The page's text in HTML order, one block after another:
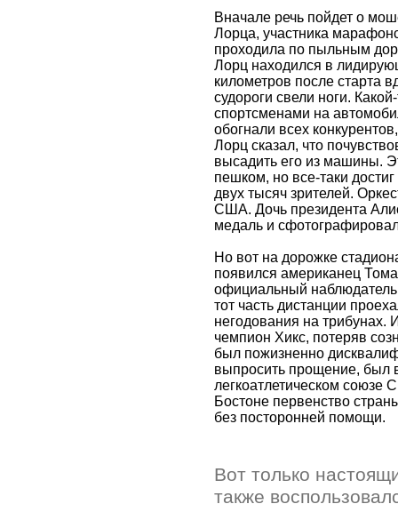
Вначале речь пойдет о
Лорца, участника
проходила по пыльным
Лорц находился в
километров после старта
судороги свели ноги.
спортсменами на
обогнали всех
Лорц сказал, что
высадить его из машины.
пешком, но все-таки
двух тысяч зрителей.
США. Дочь президента
медаль и
Но вот на дорожке
появился американец
официальный
тот часть дистанции
негодования на трибунах.
чемпион Хикс, потеряв
был пожизненно
выпросить прощение, был
легкоатлетическом
Бостоне первенство
без посторонней помощи.
Вот только
также